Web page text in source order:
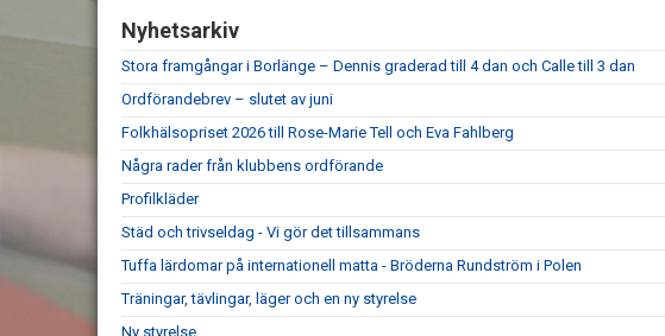
Nyhetsarkiv
Stora framgångar i Borlänge – Dennis graderad till 4 dan och Calle till 3 dan
Ordförandebrev – slutet av juni
Folkhälsopriset 2026 till Rose-Marie Tell och Eva Fahlberg
Några rader från klubbens ordförande
Profilkläder
Städ och trivseldag - Vi gör det tillsammans
Tuffa lärdomar på internationell matta - Bröderna Rundström i Polen
Träningar, tävlingar, läger och en ny styrelse
Ny styrelse